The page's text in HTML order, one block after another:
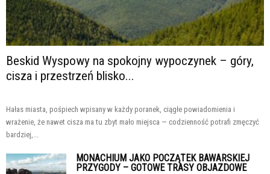
Beskid Wyspowy na spokojny wypoczynek – góry,
cisza i przestrzeń blisko...
Hałas miasta, pośpiech wpisany w każdy poranek, ciągłe powiadomienia i
wrażenie, że nawet cisza ma tu zbyt mało miejsca — codzienność potrafi zmęczyć
bardziej,...
MONACHIUM JAKO POCZĄTEK BAWARSKIEJ
PRZYGODY – GOTOWE TRASY OBJAZDOWE